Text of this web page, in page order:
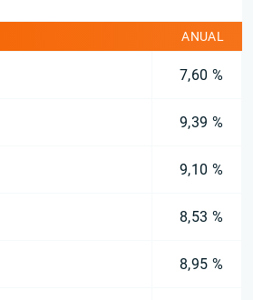
ANUAL
7,60 %
9,39 %
9,10 %
8,53 %
8,95 %